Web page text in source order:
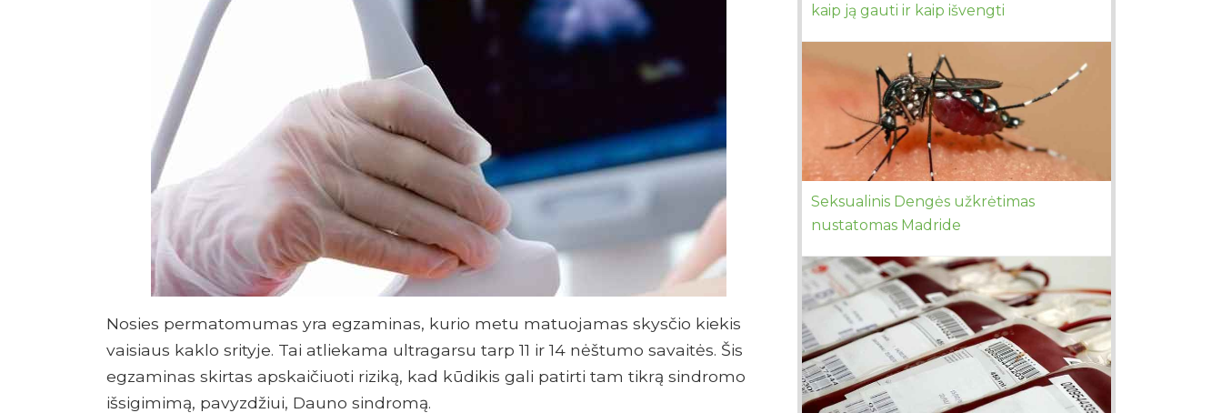
Nosies permatomumas yra egzaminas, kurio metu matuojamas skysčio kiekis
vaisiaus kaklo srityje. Tai atliekama ultragarsu tarp 11 ir 14 nėštumo savaitės. Šis
egzaminas skirtas apskaičiuoti riziką, kad kūdikis gali patirti tam tikrą sindromo
išsigimimą, pavyzdžiui, Dauno sindromą.
kaip ją gauti ir kaip išvengti
Seksualinis Dengės užkrėtimas
nustatomas Madride